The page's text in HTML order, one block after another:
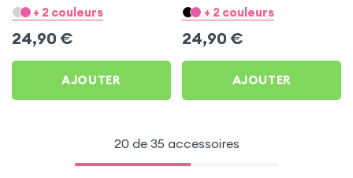
Noir+ 2 couleurs
24,90 €
AJOUTER
Gris+ 2 couleurs
24,90 €
AJOUTER
20 de 35 accessoires